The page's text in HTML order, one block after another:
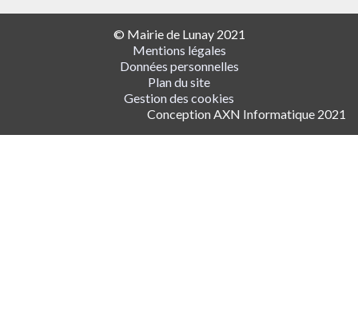
© Mairie de Lunay 2021
Mentions légales
Données personnelles
Plan du site
Gestion des cookies
Conception AXN Informatique 2021